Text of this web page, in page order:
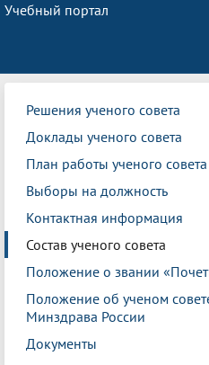
Учебный портал
Решения ученого совета
Доклады ученого совета
План работы ученого
Выборы на должность
Контактная информация
Состав ученого совета
Положение о звании
Положение об ученом
Минздрава России
Документы